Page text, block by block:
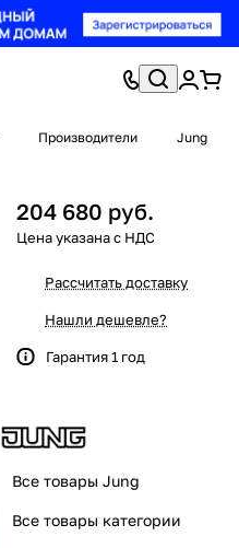
Производители Jung
204 680 руб.
Рассчитать доставку
Нашли дешевле?
Гарантия 1 год
Все товары Jung
Все товары категории